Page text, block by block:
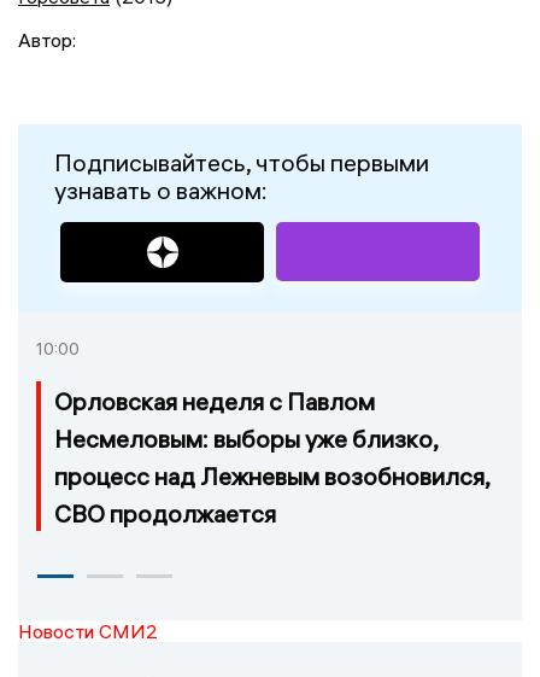
Автор:
Подписывайтесь, чтобы первыми
узнавать о важном:
10:00
Орловская неделя с Павлом
Несмеловым: выборы уже близко,
процесс над Лежневым возобновился,
СВО продолжается
Новости СМИ2